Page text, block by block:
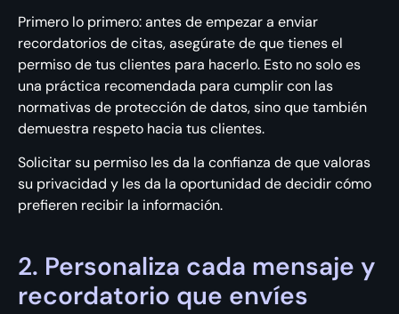
Primero lo primero: antes de empezar a enviar
recordatorios de citas, asegúrate de que tienes el
permiso de tus clientes para hacerlo. Esto no solo es
una práctica recomendada para cumplir con las
normativas de protección de datos, sino que también
demuestra respeto hacia tus clientes.
Solicitar su permiso les da la confianza de que valoras
su privacidad y les da la oportunidad de decidir cómo
prefieren recibir la información.
2. Personaliza cada mensaje y
recordatorio que envíes